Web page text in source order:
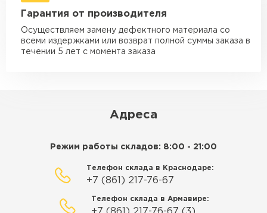
Манипулятор до 10 тн
макс. длина груза 10 м
Манипулятор до 15 тн
Гарантия от производителя
Осуществляем замену дефектного материала со
всеми издержками или возврат полной суммы заказа в
течении 5 лет с момента заказа
Адреса
Режим работы складов: 8:00 - 21:00
Телефон склада в Краснодаре:
+7 (861) 217-76-67
Телефон склада в Армавире: